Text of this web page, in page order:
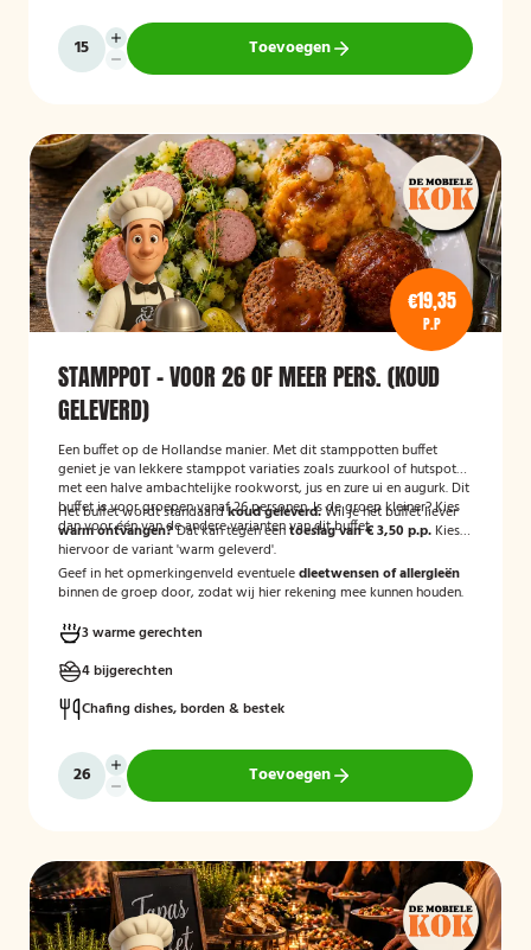
Toevoegen
€19,35
P.P
STAMPPOT - VOOR 26 OF MEER PERS. (KOUD
GELEVERD)
Een buffet op de Hollandse manier. Met dit stamppotten buffet
geniet je van lekkere stamppot variaties zoals zuurkool of hutspot
met een halve ambachtelijke rookworst, jus en zure ui en augurk. Dit
buffet is voor groepen vanaf 26 personen. Is de groep kleiner? Kies
dan voor één van de andere varianten van dit buffet.
Het buffet wordt standaardkoud geleverd.Wil je het buffet liever
warm ontvangen?Dat kan tegen eentoeslag van € 3,50 p.p. Kies
hiervoor de variant 'warm geleverd'.
Geef in het opmerkingenveld eventueledieetwensen of allergieën
binnen de groep door, zodat wij hier rekening mee kunnen houden.
3 warme gerechten
4 bijgerechten
Chafing dishes, borden & bestek
Toevoegen